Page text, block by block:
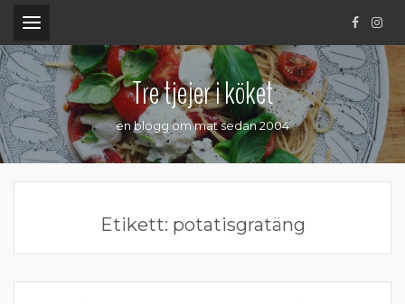
.
Tre tjejer i köket
en blogg om mat sedan 2004
Etikett: potatisgratäng